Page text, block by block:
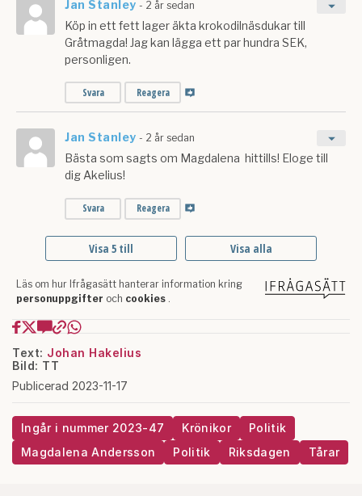
Text: Johan Hakelius
Bild: TT
Publicerad 2023-11-17
Ingår i nummer 2023-47 Krönikor
Politik
Magdalena Andersson
Politik Riksdagen Tårar